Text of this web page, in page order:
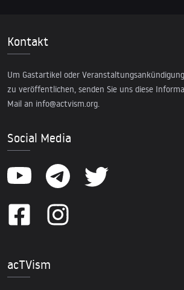
Kontakt
Um Gastartikel oder
zu veröffentlichen, senden Sie uns diese
Mail an info@actvism.org.
Social Media
acTVism